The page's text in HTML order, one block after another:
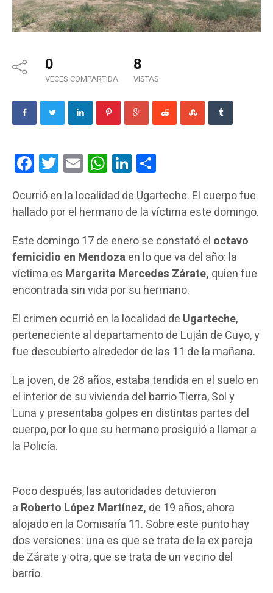
0
VECES COMPARTIDA
8
VISTAS
FacebookTwitterEmail WhatsAppLinkedIn
Ocurrió en la localidad de Ugarteche. El cuerpo fue
hallado por el hermano de la víctima este domingo.
Este domingo 17 de enero se constató el octavo
femicidio en Mendozaen lo que va del año: la
víctima es Margarita Mercedes Zárate, quien fue
encontrada sin vida por su hermano.
El crimen ocurrió en la localidad de Ugarteche,
perteneciente al departamento de Luján de Cuyo, y
fue descubierto alrededor de las 11 de la mañana.
La joven, de 28 años, estaba tendida en el suelo en
el interior de su vivienda del barrio Tierra, Sol y
Luna y presentaba golpes en distintas partes del
cuerpo, por lo que su hermano prosiguió a llamar a
la Policía.
Poco después, las autoridades detuvieron
a Roberto López Martínez, de 19 años, ahora
alojado en la Comisaría 11. Sobre este punto hay
dos versiones: una es que se trata de la ex pareja
de Zárate y otra, que se trata de un vecino del
barrio.